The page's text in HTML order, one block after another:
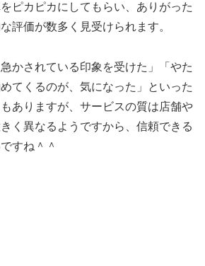
ピカピカにしてもらい、ありがった
評価が数多く見受けられます。
かされている印象を受けた」「やた
てくるのが、気になった」といった
ありますが、サービスの質は店舗や
く異なるようですから、信頼できる
すね＾＾